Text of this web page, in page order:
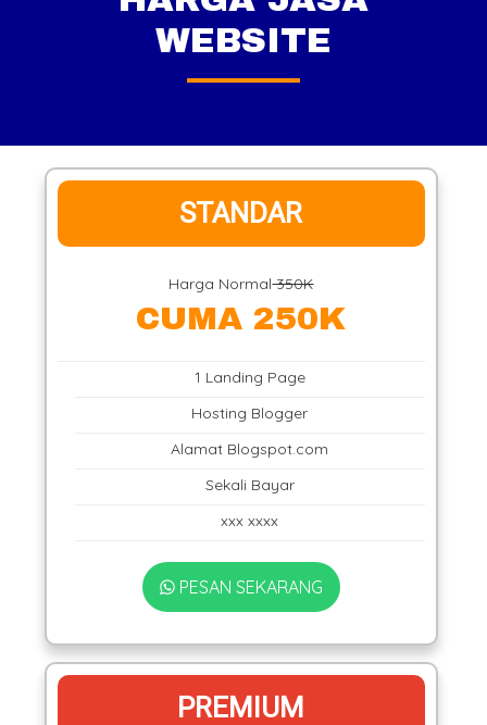
WEBSITE
STANDAR
Harga Normal350K
CUMA 250K
1 Landing Page
Hosting Blogger
Alamat Blogspot.com
Sekali Bayar
xxx xxxx
PESAN SEKARANG
PREMIUM